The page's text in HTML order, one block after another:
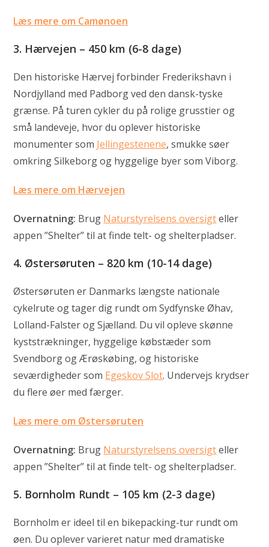
Læs mere om Camønoen
3. Hærvejen – 450 km (6-8 dage)
Den historiske Hærvej forbinder Frederikshavn i
Nordjylland med Padborg ved den dansk-tyske
grænse. På turen cykler du på rolige grusstier og
små landeveje, hvor du oplever historiske
monumenter som Jellingestenene, smukke søer
omkring Silkeborg og hyggelige byer som Viborg.
Læs mere om Hærvejen
Overnatning: Brug Naturstyrelsens oversigteller
appen ”Shelter” til at finde telt- og shelterpladser.
4. Østersøruten – 820 km (10-14 dage)
Østersøruten er Danmarks længste nationale
cykelrute og tager dig rundt om Sydfynske Øhav,
Lolland-Falster og Sjælland. Du vil opleve skønne
kyststrækninger, hyggelige købstæder som
Svendborg og Ærøskøbing, og historiske
seværdigheder som Egeskov Slot. Undervejs krydser
du flere øer med færger.
Læs mere om Østersøruten
Overnatning: Brug Naturstyrelsens oversigteller
appen ”Shelter” til at finde telt- og shelterpladser.
5. Bornholm Rundt – 105 km (2-3 dage)
Bornholm er ideel til en bikepacking-tur rundt om
øen. Du oplever varieret natur med dramatiske